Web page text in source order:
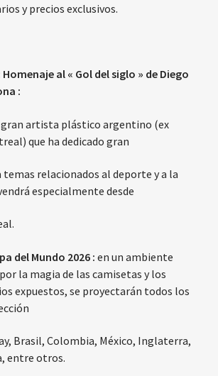
y precios exclusivos.
Homenaje al « Gol del siglo » de Diego
:
gran artista plástico argentino (ex
que ha dedicado gran
temas relacionados al deporte y a la
especialmente desde
del Mundo 2026 :en un ambiente
la magia de las camisetas y los
expuestos, se proyectarán todos los
Brasil, Colombia, México, Inglaterra,
entre otros.